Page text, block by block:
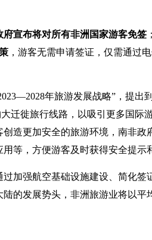
府宣布将对所有非洲国家游客免签 ；
，游客无需申请签证，仅需通过
年旅游发展战略”，提出
迁徙旅行线路，以吸引更多国
造更加安全的旅游环境，南非
等，方便游客及时获得安全提示
加强航空基础设施建设、简化
的发展势头，非洲旅游业将以平